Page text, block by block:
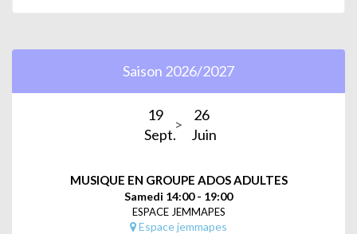
Saison 2026/2027
19
Sept.
26
Juin
MUSIQUE EN GROUPE ADOS ADULTES
Samedi 14:00 - 19:00
ESPACE JEMMAPES
Espace jemmapes